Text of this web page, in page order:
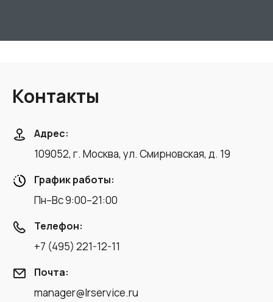
Контакты
Адрес:
109052, г. Москва, ул. Смирновская, д. 19
График работы:
Пн–Вс 9:00–21:00
Телефон:
+7 (495) 221-12-11
Почта:
manager@lrservice.ru